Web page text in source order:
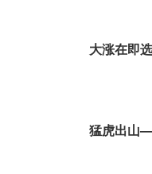
大涨在即
猛虎出山